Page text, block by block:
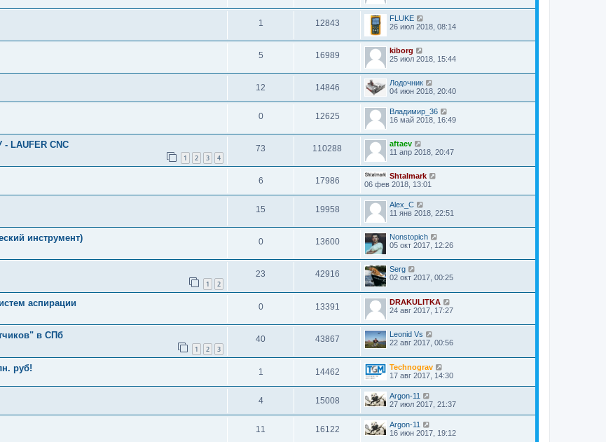
1 12843
FLUKE
26 июл 2018, 08:14
5 16989
kiborg
25 июл 2018, 15:44
12 14846
Лодочник
04 июн 2018, 20:40
0 12625
Владимир_36
16 май 2018, 16:49
LAUFER CNC
1 2 3 4
73 110288
aftaev
11 апр 2018, 20:47
6 17986
Shtalmark
06 фев 2018, 13:01
15 19958
Alex_C
11 янв 2018, 22:51
инструмент) 0 13600
Nonstopich
05 окт 2017, 12:26
1 2
23 42916
Serg
02 окт 2017, 00:25
аспирации 0 13391
DRAKULITKA
24 авг 2017, 17:27
в СПб
1 2 3
40 43867
Leonid Vs
22 авг 2017, 00:56
руб! 1 14462
Technograv
17 авг 2017, 14:30
4 15008
Argon-11
27 июл 2017, 21:37
11 16122
Argon-11
16 июн 2017, 19:12